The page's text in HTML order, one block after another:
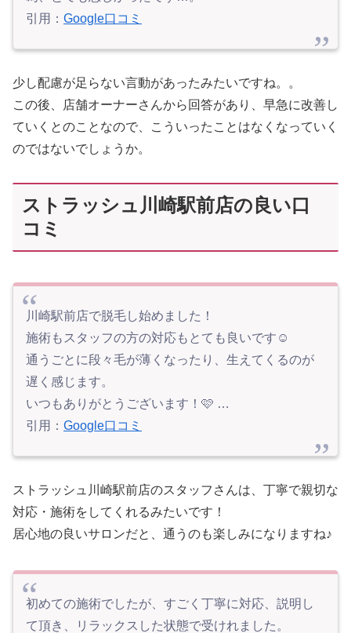
引用： Google口コミ
少し配慮が足らない言動があったみたいですね。。
この後、店舗オーナーさんから回答があり、早急に改善し
ていくとのことなので、こういったことはなくなっていく
のではないでしょうか。
ストラッシュ川崎駅前店の良い口
コミ
川崎駅前店で脱毛し始めました！
施術もスタッフの方の対応もとても良いです☺
通うごとに段々毛が薄くなったり、生えてくるのが
遅く感じます。
いつもありがとうございます！🩷 …
引用： Google口コミ
ストラッシュ川崎駅前店のスタッフさんは、丁寧で親切な
対応・施術をしてくれるみたいです！
居心地の良いサロンだと、通うのも楽しみになりますね♪
初めての施術でしたが、すごく丁寧に対応、説明し
て頂き、リラックスした状態で受けれました。